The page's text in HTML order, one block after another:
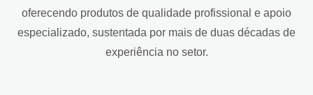
oferecendo produtos de qualidade profissional e apoio
especializado, sustentada por mais de duas décadas de
experiência no setor.